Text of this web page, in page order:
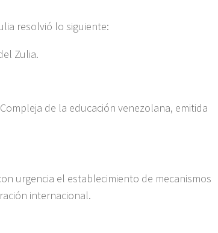
resolvió lo siguiente:
Zulia.
de la educación venezolana, emitida
urgencia el establecimiento de mecanismos
internacional.